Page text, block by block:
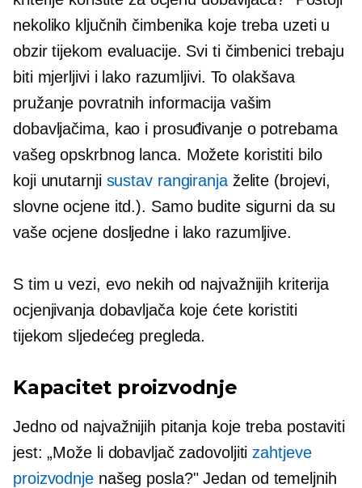
nekoliko ključnih čimbenika koje treba uzeti u
obzir tijekom evaluacije. Svi ti čimbenici trebaju
biti mjerljivi i lako razumljivi. To olakšava
pružanje povratnih informacija vašim
dobavljačima, kao i prosuđivanje o potrebama
vašeg opskrbnog lanca. Možete koristiti bilo
koji unutarnji sustav rangiranjaželite (brojevi,
slovne ocjene itd.). Samo budite sigurni da su
vaše ocjene dosljedne i lako razumljive.
S tim u vezi, evo nekih od najvažnijih kriterija
ocjenjivanja dobavljača koje ćete koristiti
tijekom sljedećeg pregleda.
Kapacitet proizvodnje
Jedno od najvažnijih pitanja koje treba postaviti
jest: „Može li dobavljač zadovoljiti zahtjeve
proizvodnjenašeg posla?" Jedan od temeljnih